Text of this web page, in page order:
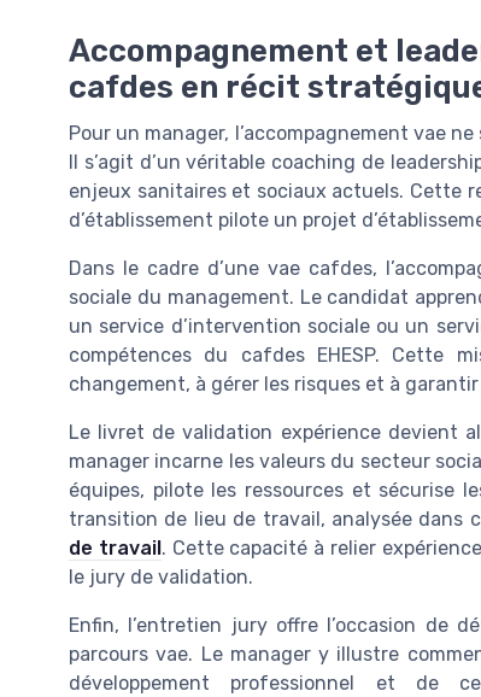
Accompagnement et
cafdes en récit
Pour un manager, l’accompagnement vae
Il s’agit d’un véritable coaching de
enjeux sanitaires et sociaux actuels. Cette
d’établissement pilote un projet
Dans le cadre d’une vae cafdes,
sociale du management. Le candidat
un service d’intervention sociale ou un
compétences du cafdes EHESP. Cette
changement, à gérer les risques et à
Le livret de validation expérience devient
manager incarne les valeurs du secteur
équipes, pilote les ressources et sécurise
transition de lieu de travail, analysée dans
de travail . Cette capacité à relier
le jury de validation.
Enfin, l’entretien jury offre l’occasion de
parcours vae. Le manager y illustre
développement professionnel et de